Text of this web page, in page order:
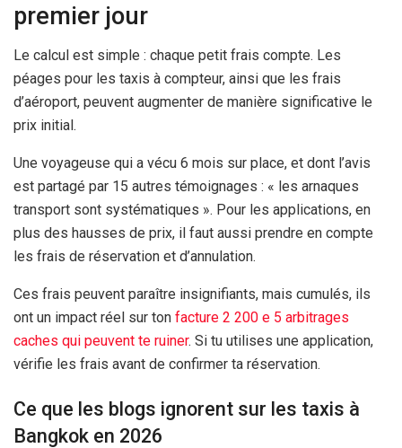
premier jour
Le calcul est simple : chaque petit frais compte. Les
péages pour les taxis à compteur, ainsi que les frais
d’aéroport, peuvent augmenter de manière significative le
prix initial.
Une voyageuse qui a vécu 6 mois sur place, et dont l’avis
est partagé par 15 autres témoignages : « les arnaques
transport sont systématiques ». Pour les applications, en
plus des hausses de prix, il faut aussi prendre en compte
les frais de réservation et d’annulation.
Ces frais peuvent paraître insignifiants, mais cumulés, ils
ont un impact réel sur ton facture 2 200 e 5 arbitrages
caches qui peuvent te ruiner. Si tu utilises une application,
vérifie les frais avant de confirmer ta réservation.
Ce que les blogs ignorent sur les taxis à
Bangkok en 2026